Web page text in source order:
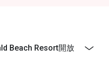
Beach Resort開放